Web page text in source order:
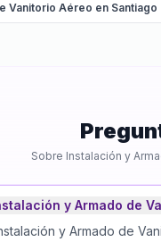
Vanitorio Aéreo en Santiago
Sobre Instalación y
y Armado de
y Armado de